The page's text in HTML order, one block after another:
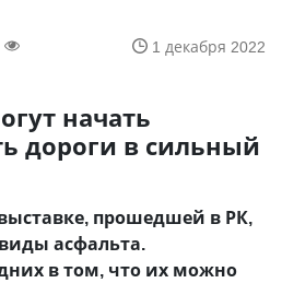
1 декабря 2022
начать
дороги в сильный
прошедшей в РК,
асфальта.
в том, что их можно